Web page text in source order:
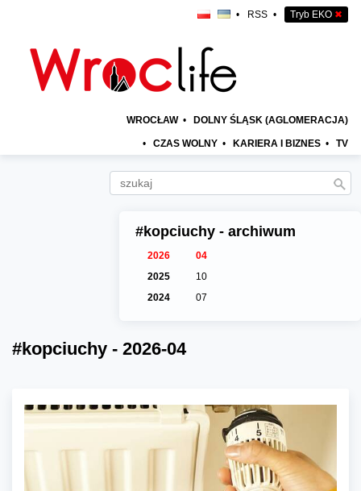
• RSS • Tryb EKO ✖
WROCŁAW • DOLNY ŚLĄSK (AGLOMERACJA)
• CZAS WOLNY • KARIERA I BIZNES • TV
#kopciuchy - archiwum
2026
04
2025
10
2024
07
#kopciuchy - 2026-04